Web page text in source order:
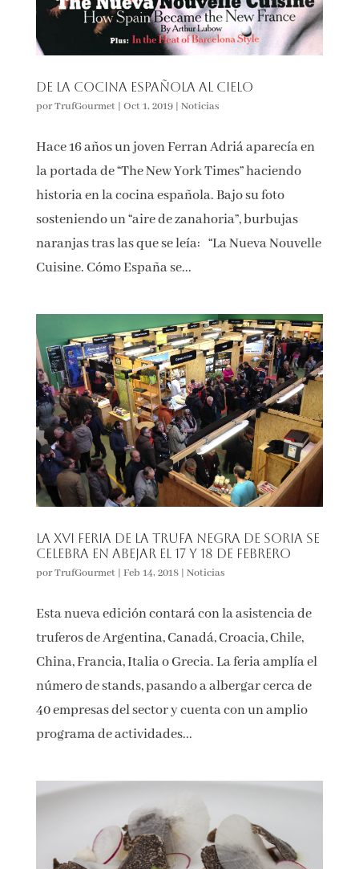
De la Cocina Española al Cielo
porTrufGourmet| Oct 1, 2019| Noticias
Hace 16 años un joven Ferran Adriá aparecía en
la portada de “The New York Times” haciendo
historia en la cocina española. Bajo su foto
sosteniendo un “aire de zanahoria”, burbujas
naranjas tras las que se leía: “La Nueva Nouvelle
Cuisine. Cómo España se...
La XVI Feria de la Trufa Negra de Soria se
celebra en Abejar el 17 y 18 de febrero
porTrufGourmet| Feb 14, 2018| Noticias
Esta nueva edición contará con la asistencia de
truferos de Argentina, Canadá, Croacia, Chile,
China, Francia, Italia o Grecia. La feria amplía el
número de stands, pasando a albergar cerca de
40 empresas del sector y cuenta con un amplio
programa de actividades...